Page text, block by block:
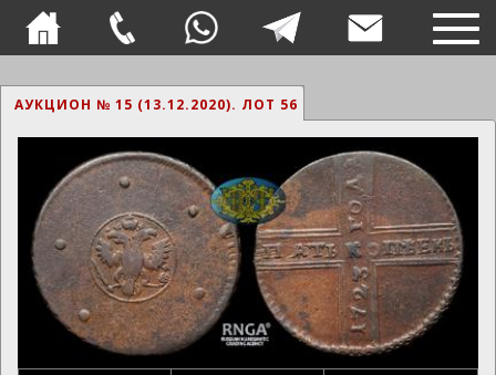
АУКЦИОН № 15 (13.12.2020). ЛОТ 56